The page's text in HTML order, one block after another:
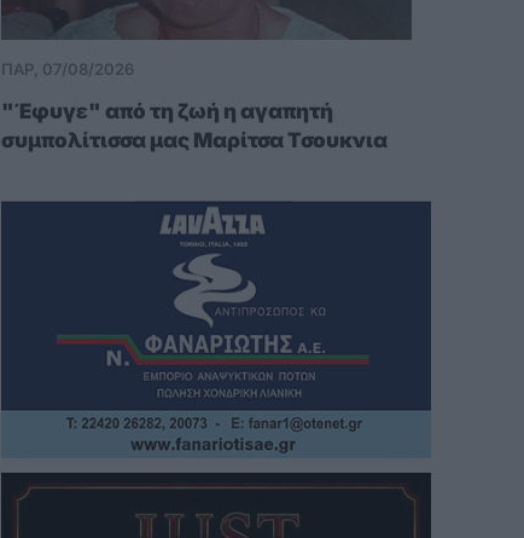
ΠΑΡ, 07/08/2026
"Έφυγε" από τη ζωή η αγαπητή
συμπολίτισσα μας Μαρίτσα Τσουκνια